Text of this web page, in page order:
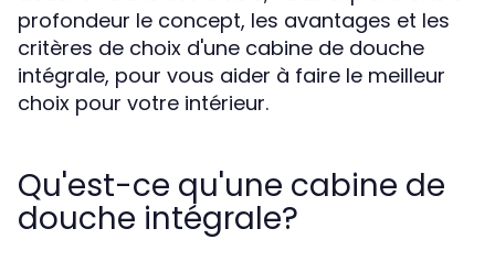
profondeur le concept, les avantages et les
critères de choix d'une cabine de douche
intégrale, pour vous aider à faire le meilleur
choix pour votre intérieur.
Qu'est-ce qu'une cabine de
douche intégrale?